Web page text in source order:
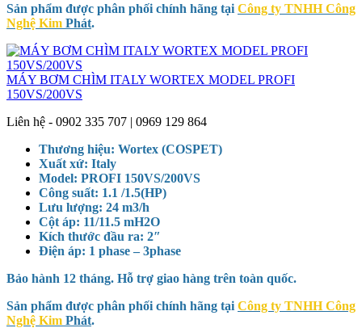
Sản phẩm được phân phối chính hãng tại Công ty TNHH Công
Nghệ Kim Phát.
MÁY BƠM CHÌM ITALY WORTEX MODEL PROFI
150VS/200VS
Liên hệ - 0902 335 707 | 0969 129 864
Thương hiệu: Wortex (COSPET)
Xuất xứ: Italy
Model: PROFI 150VS/200VS
Công suất: 1.1 /1.5(HP)
Lưu lượng: 24 m3/h
Cột áp: 11/11.5 mH2O
Kích thước đầu ra: 2″
Điện áp: 1 phase – 3phase
Bảo hành 12 tháng. Hỗ trợ giao hàng trên toàn quốc.
Sản phẩm được phân phối chính hãng tại Công ty TNHH Công
Nghệ Kim Phát.